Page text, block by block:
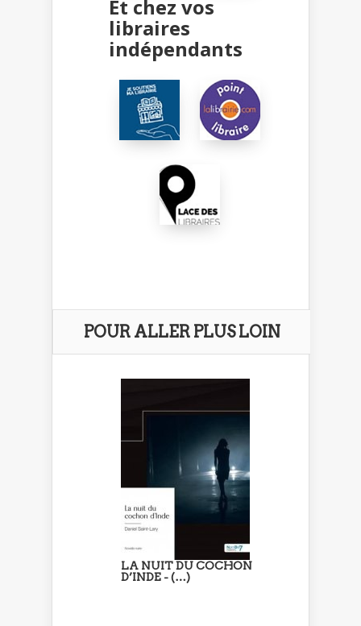
Et chez vos
libraires
indépendants
POUR ALLER PLUS LOIN
LA NUIT DU COCHON
D’INDE - (…)